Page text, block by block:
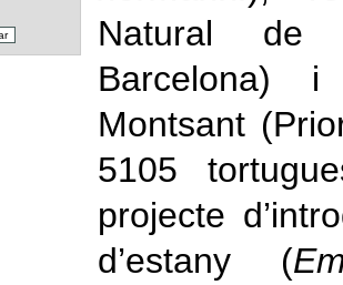
Natural de
Barcelona)
Montsant
5105
projecte
d’estany (